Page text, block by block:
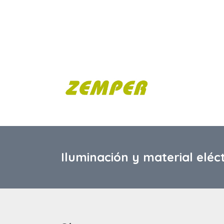
Iluminación y material